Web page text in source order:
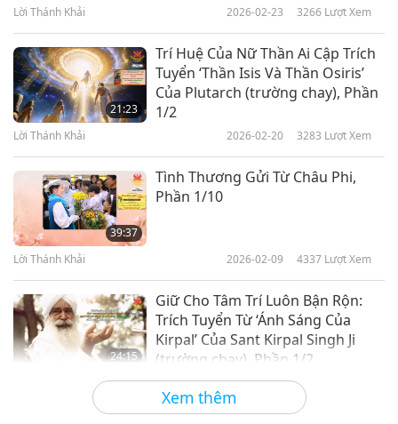
Xem thêm
Lời Thánh Khải 2026-02-23 3266 Lượt Xem
21:23
Trí Huệ Của Nữ Thần Ai Cập Trích
Tuyển ‘Thần Isis Và Thần Osiris’
Của Plutarch (trường chay), Phần
1/2
Lời Thánh Khải 2026-02-20 3283 Lượt Xem
39:37
Tình Thương Gửi Từ Châu Phi,
Phần 1/10
Lời Thánh Khải 2026-02-09 4337 Lượt Xem
24:15
Giữ Cho Tâm Trí Luôn Bận Rộn:
Trích Tuyển Từ ‘Ánh Sáng Của
Kirpal’ Của Sant Kirpal Singh Ji
(trường chay), Phần 1/2
2026-02-06 3400